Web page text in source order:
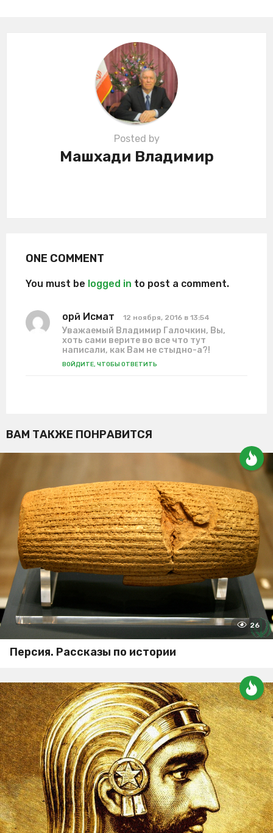
Posted by
Машхади Владимир
ONE COMMENT
You must be logged in to post a comment.
Қорӣ Исмат 12 ноября, 2016 в 13:54
Уважаемый Владимир Галочкин, Вы,
хоть сами верите во все что тут
написали, как Вам не стыдно-а?!
ВОЙДИТЕ, ЧТОБЫ ОТВЕТИТЬ
ВАМ ТАКЖЕ ПОНРАВИТСЯ
26
Персия. Рассказы по истории